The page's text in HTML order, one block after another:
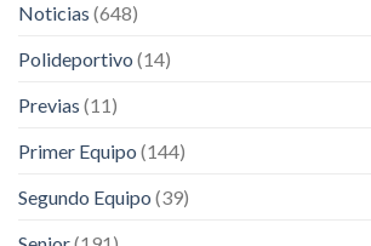
Noticias (648)
Polideportivo (14)
Previas (11)
Primer Equipo (144)
Segundo Equipo (39)